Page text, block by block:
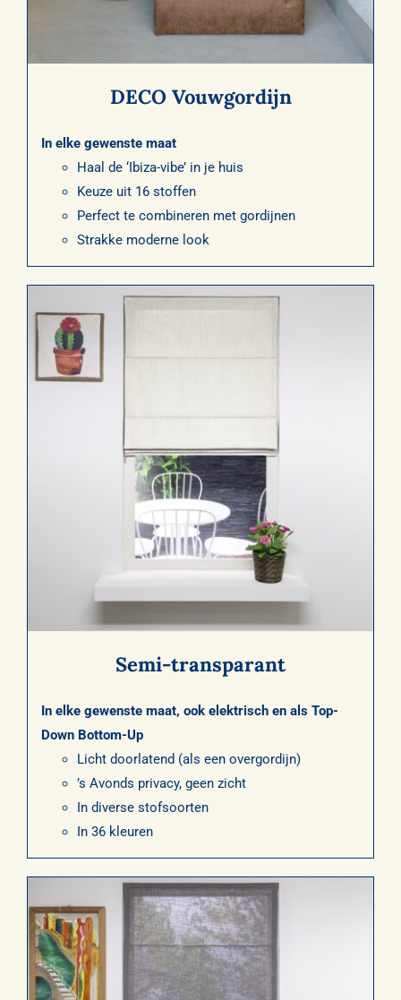
DECO Vouwgordijn
In elke gewenste maat
Haal de ‘Ibiza-vibe’ in je huis
Keuze uit 16 stoffen
Perfect te combineren met gordijnen
Strakke moderne look
Semi-transparant
In elke gewenste maat, ook elektrisch en als Top-
Down Bottom-Up
Licht doorlatend (als een overgordijn)
’s Avonds privacy, geen zicht
In diverse stofsoorten
In 36 kleuren